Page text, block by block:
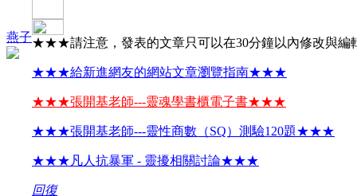
燕子★★★請注意，發表的文章只可以在30分鐘以內修改與
★★★給新進網友的網站文章瀏覽指南★★★
★★★張開基老師---靈魂學書櫃電子書★★★
★★★張開基老師---靈性商數（SQ）測驗120題★★★
★★★凡人抗暴軍 - 靈擾相關討論★★★
回復